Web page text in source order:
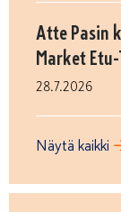
Atte Pasin
Market
28.7.2026
Näytä kaikki